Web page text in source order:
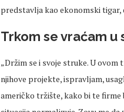
predstavlja kao ekonomski
Trkom se vraćam u
„Držim se i svoje struke. U
njihove projekte, ispravljam,
američko tržište, kako bi te firme